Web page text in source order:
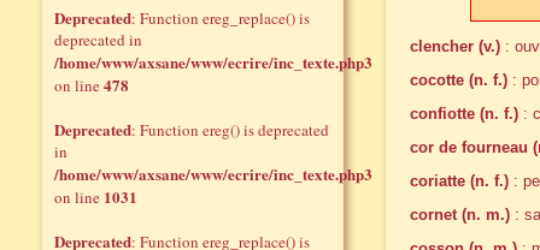
clencher (v.) :
cocotte (n. f.) :
confiotte (n. f.) :
cor de fourneau
coriatte (n. f.) :
cornet (n. m.) :
Deprecated: Function ereg_replace() is
deprecated in
/home/www/axsane/www/ecrire/inc_texte.php3
on line478
Deprecated: Function ereg() is deprecated
in
/home/www/axsane/www/ecrire/inc_texte.php3
on line 1031
Deprecated: Function ereg_replace() is